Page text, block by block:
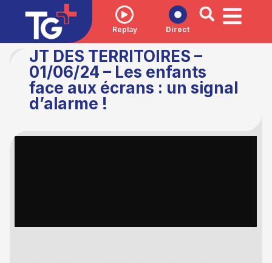
Replay Direct
JT DES TERRITOIRES –
01/06/24 – Les enfants
face aux écrans : un signal
d’alarme !